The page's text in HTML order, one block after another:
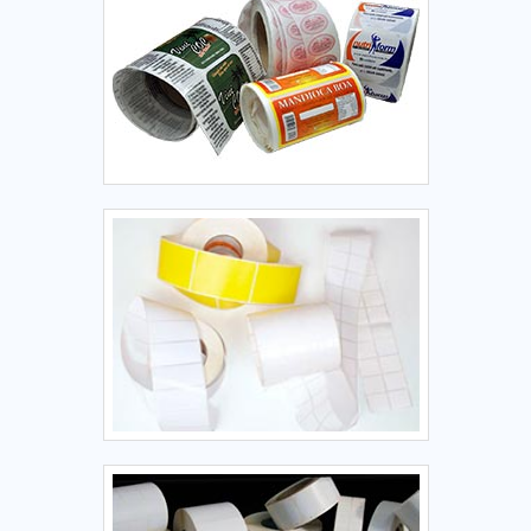
itens hospitalares não sejam adulterados. Mensagem
comum: “Produto lacrado.” Garante a integridade dos itens,
especialmente em entregas de farmácias ou e-commerces
de saúde. 6. E-commerce e Logística Caixas de transporte:
Aplicação em caixas de papelão para proteger produtos
(roupas, eletrônicos, acessórios) enviados por lojas online.
Exemplo: Etiquetas com lacre destacável para mostrar se a
caixa foi aberta. Rastreamento de pedidos: Etiquetas
contendo QR Codes ou códigos de rastreio que clientes
podem escanear para acessar informações do envio. 7.
Lacres Informativos e Educativos Selos de segurança
informativos: As empresas utilizam etiquetas para reforçar
cuidados de transporte ou manuseio. Exemplo: “Frágil –
Manusear com cuidado” ou “Este produto foi devidamente
lacrado para sua segurança”. 8. Prevenção de fraudes e
pirataria Produtos de valor agregado: Garantia contra
falsificação ou substituição de itens, comum em produtos
premium, como vinhos, perfumes ou eletrônicos.